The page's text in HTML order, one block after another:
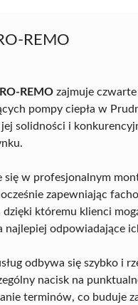
REMO
REMO zajmuje
pompy ciepła w
solidności i
się w profesjonalnym
zapewniając
któremu klienci
najlepiej odpowiadające
odbywa się szybko i
nacisk na
terminów, co buduje